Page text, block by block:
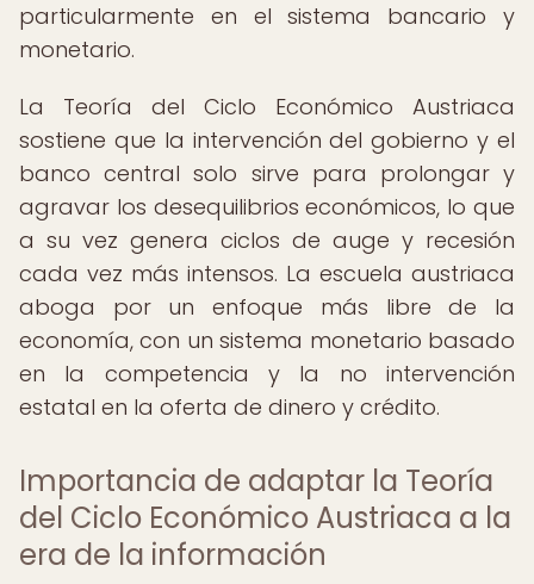
particularmente en el sistema bancario y
monetario.
La Teoría del Ciclo Económico Austriaca
sostiene que la intervención del gobierno y el
banco central solo sirve para prolongar y
agravar los desequilibrios económicos, lo que
a su vez genera ciclos de auge y recesión
cada vez más intensos. La escuela austriaca
aboga por un enfoque más libre de la
economía, con un sistema monetario basado
en la competencia y la no intervención
estatal en la oferta de dinero y crédito.
Importancia de adaptar la Teoría
del Ciclo Económico Austriaca a la
era de la información